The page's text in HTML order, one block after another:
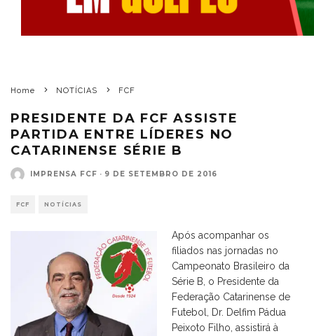
Home NOTÍCIAS FCF
PRESIDENTE DA FCF ASSISTE
PARTIDA ENTRE LÍDERES NO
CATARINENSE SÉRIE B
IMPRENSA FCF · 9 DE SETEMBRO DE 2016
FCF NOTÍCIAS
Após acompanhar os
filiados nas jornadas no
Campeonato Brasileiro da
Série B, o Presidente da
Federação Catarinense de
Futebol, Dr. Delfim Pádua
Peixoto Filho, assistirá à